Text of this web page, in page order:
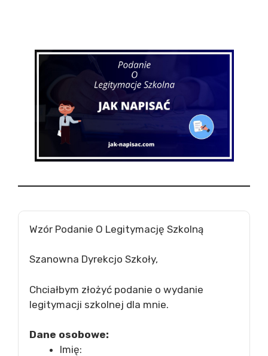
Wzór Podanie O Legitymację Szkolną
Szanowna Dyrekcjo Szkoły,
Chciałbym złożyć podanie o wydanie
legitymacji szkolnej dla mnie.
Dane osobowe:
Imię: